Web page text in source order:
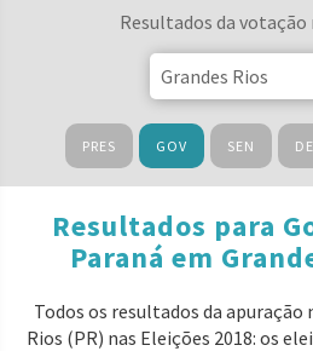
Resultados da
PRES GOV SEN
Resultados para
Paraná em
Todos os resultados da apuração
Rios (PR) nas Eleições 2018: os